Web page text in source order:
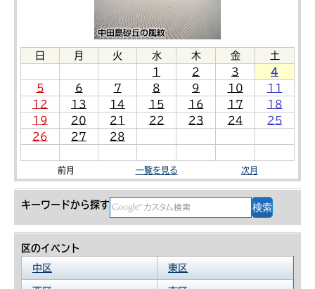
日 月 火 水 木 金
土
1
2 3
4
5
6 7 8 9 10
11
12
13 14 15 16 17
18
19
20 21 22 23 24
25
26
27 28
前月 一覧を見る 次月
キーワードから探す
区のイベント
中区
東区